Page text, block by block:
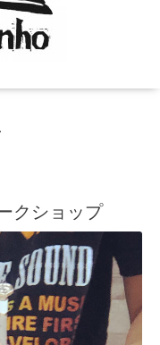
クショップ